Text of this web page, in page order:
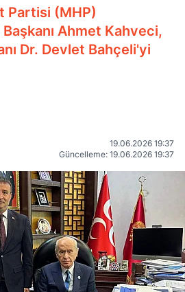
Partisi (MHP)
Ahmet Kahveci,
Dr. Devlet Bahçeli'yi
19.06.2026 19:37
Güncelleme: 19.06.2026 19:37